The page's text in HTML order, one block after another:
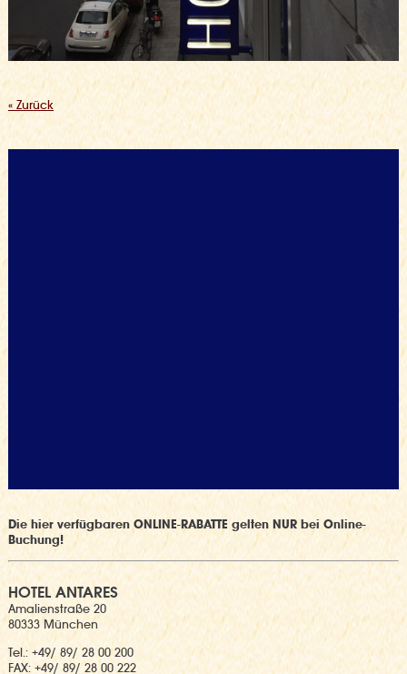
« Zurück
Die hier verfügbaren ONLINE-RABATTE gelten NUR bei Online-
Buchung!
HOTEL ANTARES
Amalienstraße 20
80333 München
Tel.: +49/ 89/ 28 00 200
FAX: +49/ 89/ 28 00 222